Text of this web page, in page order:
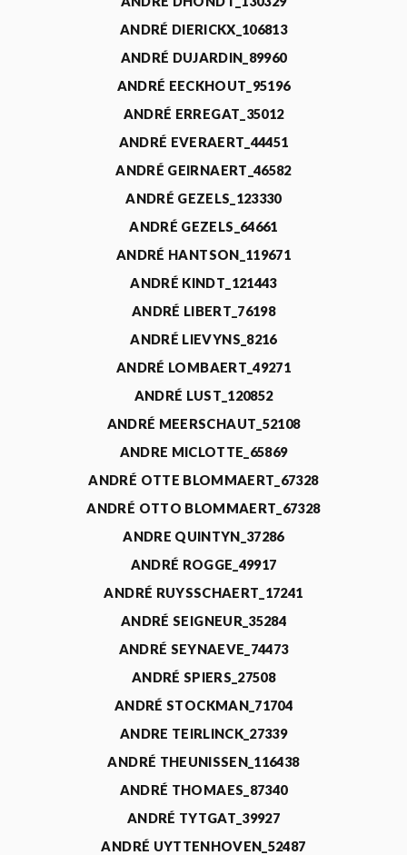
ANDRÉ DIERICKX_106813
ANDRÉ DUJARDIN_89960
ANDRÉ EECKHOUT_95196
ANDRÉ ERREGAT_35012
ANDRÉ EVERAERT_44451
ANDRÉ GEIRNAERT_46582
ANDRÉ GEZELS_123330
ANDRÉ GEZELS_64661
ANDRÉ HANTSON_119671
ANDRÉ KINDT_121443
ANDRÉ LIBERT_76198
ANDRÉ LIEVYNS_8216
ANDRÉ LOMBAERT_49271
ANDRÉ LUST_120852
ANDRÉ MEERSCHAUT_52108
ANDRE MICLOTTE_65869
ANDRÉ OTTE BLOMMAERT_67328
ANDRÉ OTTO BLOMMAERT_67328
ANDRE QUINTYN_37286
ANDRÉ ROGGE_49917
ANDRÉ RUYSSCHAERT_17241
ANDRÉ SEIGNEUR_35284
ANDRÉ SEYNAEVE_74473
ANDRÉ SPIERS_27508
ANDRÉ STOCKMAN_71704
ANDRE TEIRLINCK_27339
ANDRÉ THEUNISSEN_116438
ANDRÉ THOMAES_87340
ANDRÉ TYTGAT_39927
ANDRÉ UYTTENHOVEN_52487